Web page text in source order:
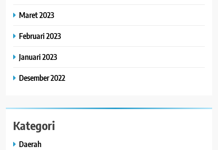
Maret 2023
Februari 2023
Januari 2023
Desember 2022
Kategori
Daerah